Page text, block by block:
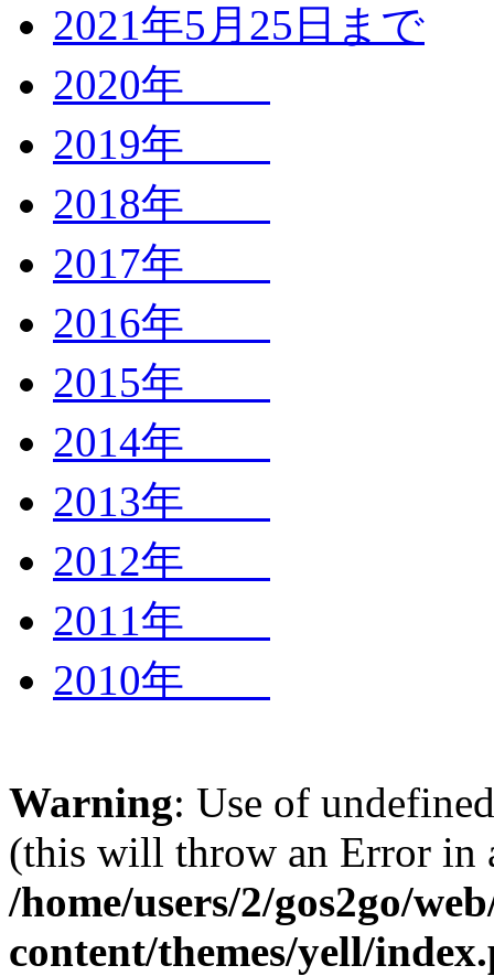
2021年5月25日まで
2020年
2019年
2018年
2017年
2016年
2015年
2014年
2013年
2012年
2011年
2010年
Warning: Use of
(this will throw an Error in
/home/users/2/gos2go/
content/themes/yell/